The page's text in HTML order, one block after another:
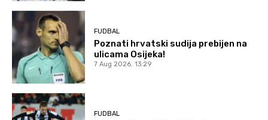
FUDBAL
Poznati hrvatski sudija prebijen na
ulicama Osijeka!
7 Aug 2026. 13:29
FUDBAL